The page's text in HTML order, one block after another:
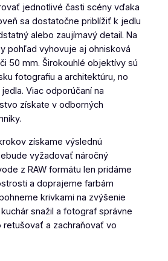
jednotlivé časti scény vďaka
sa dostatočne priblížiť k jedlu
alebo zaujímavý detail. Na
pohľad vyhovuje aj ohnisková
50 mm. Širokouhlé objektívy sú
fotografiu a architektúru, no
Viac odporúčaní na
získate v odborných
získame výslednú
vyžadovať náročný
z RAW formátu len pridáme
a doprajeme farbám
krivkami na zvýšenie
snažil a fotograf správne
retušovať a zachraňovať vo